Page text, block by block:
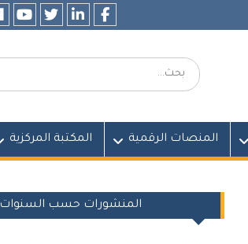
بحث:
المنصات الرقمية المكتبة المركزية
المنشورات حسب السنوات